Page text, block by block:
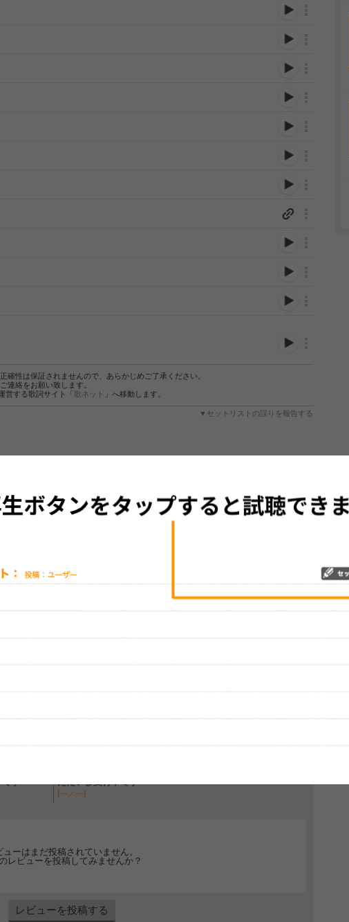
性は保証されませんので、あらかじめご了承ください。
連絡をお願い致します。
営する歌詞サイト「歌ネット 」へ移動します。
▼セットリストの誤りを報告する
トをプレイリストにして保存する
[---／---]
ューはまだ投稿されていません。
レビューを投稿してみませんか？
レビューを投稿する